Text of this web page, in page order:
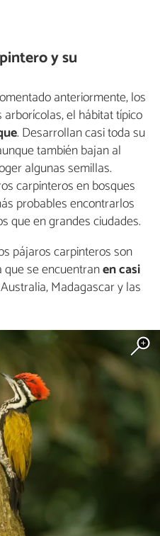
y su
anteriormente, los
el hábitat típico
. Desarrollan casi toda su
también bajan al
algunas semillas.
carpinteros en bosques
probables encontrarlos
que en grandes ciudades.
pájaros carpinteros son
que se encuentranen casi
Madagascar y las